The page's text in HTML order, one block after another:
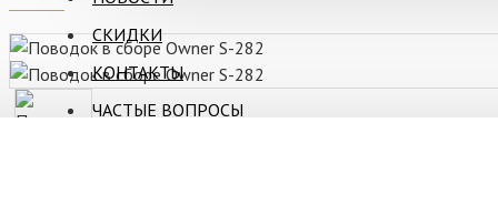
Крючки
Еще
СКИДКИ
КОНТАКТЫ
ЧАСТЫЕ ВОПРОСЫ